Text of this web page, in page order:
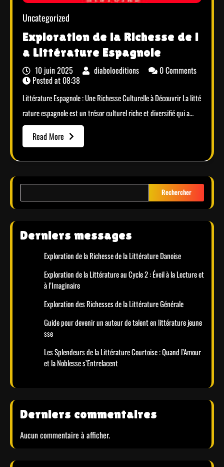
Uncategorized
Exploration de la Richesse de l
a Littérature Espagnole
10 juin 2025 diaboloeditions
0 Comments
Posted at 08:38
Littérature Espagnole : Une Richesse Culturelle à Découvrir La litté
rature espagnole est un trésor culturel riche et diversifié qui a…
Read More
Rechercher
Derniers messages
Exploration de la Richesse de la Littérature Danoise
Exploration de la Littérature au Cycle 2 : Éveil à la Lecture et
à l’Imaginaire
Exploration des Richesses de la Littérature Générale
Guide pour devenir un auteur de talent en littérature jeune
sse
Les Splendeurs de la Littérature Courtoise : Quand l’Amour
et la Noblesse s’Entrelacent
Derniers commentaires
Aucun commentaire à afficher.